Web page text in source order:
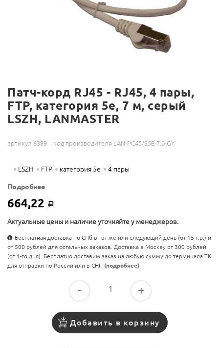
Патч-корд RJ45 - RJ45, 4 пары,
FTP, категория 5е, 7 м, серый
LSZH, LANMASTER
артикул 6389 код производителя LAN-PC45/S5E-7.0-GY
LSZH FTP категория 5е 4 пары
Подробнее
664,22 Р
Актуальные цены и наличие уточняйте у менеджеров.
Бесплатная доставка по СПб в тот же или следующий день (от 15 т.р.) и
от 500 рублей для остальных заказов. Доставка в Москву от 300 рублей
(от 1-го дня). Бесплатно доставим заказ на любую сумму до терминала ТК
для отправки по России или в СНГ. (подробнее)
- +
Добавить в корзину